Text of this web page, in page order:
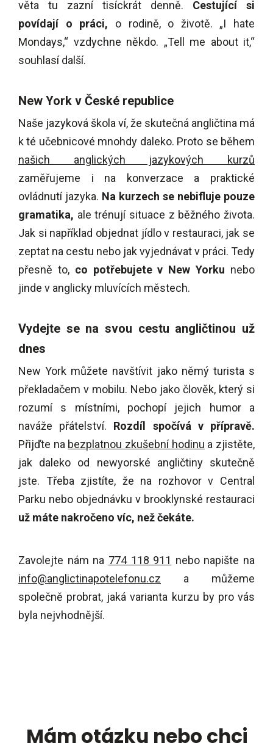
věta tu zazní tisíckrát denně. Cestující si
povídají o práci, o rodině, o životě. „I hate
Mondays,“ vzdychne někdo. „Tell me about it,“
souhlasí další.
New York v České republice
Naše jazyková škola ví, že skutečná angličtina má
k té učebnicové mnohdy daleko. Proto se během
našich anglických jazykových kurzů
zaměřujeme i na konverzace a praktické
ovládnutí jazyka. Na kurzech se nebifluje pouze
gramatika, ale trénují situace z běžného života.
Jak si například objednat jídlo v restauraci, jak se
zeptat na cestu nebo jak vyjednávat v práci. Tedy
přesně to, co potřebujete v New Yorku nebo
jinde v anglicky mluvících městech.
Vydejte se na svou cestu angličtinou už
dnes
New York můžete navštívit jako němý turista s
překladačem v mobilu. Nebo jako člověk, který si
rozumí s místními, pochopí jejich humor a
naváže přátelství. Rozdíl spočívá v přípravě.
Přijďte na bezplatnou zkušební hodinu a zjistěte,
jak daleko od newyorské angličtiny skutečně
jste. Třeba zjistíte, že na rozhovor v Central
Parku nebo objednávku v brooklynské restauraci
už máte nakročeno víc, než čekáte.
Zavolejte nám na 774 118 911 nebo napište na
info@anglictinapotelefonu.cz a můžeme
společně probrat, jaká varianta kurzu by pro vás
byla nejvhodnější.
Mám otázku nebo chci